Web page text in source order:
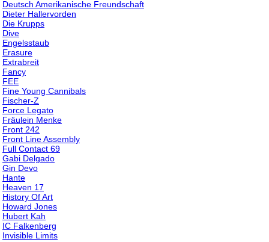
Deutsch Amerikanische Freundschaft
Dieter Hallervorden
Die Krupps
Dive
Engelsstaub
Erasure
Extrabreit
Fancy
FEE
Fine Young Cannibals
Fischer-Z
Force Legato
Fräulein Menke
Front 242
Front Line Assembly
Full Contact 69
Gabi Delgado
Gin Devo
Hante
Heaven 17
History Of Art
Howard Jones
Hubert Kah
IC Falkenberg
Invisible Limits